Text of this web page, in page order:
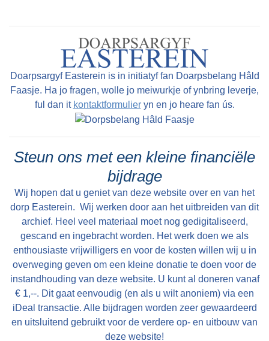
Gaalen-Alberts kligen we in prachtich ferhaal oer
har ûnderfinings út de Eastereinder tiid.
Doarpsargyf Easterein is in initiatyf fan Doarpsbelang Hâld
Faasje. Ha jo fragen, wolle jo meiwurkje of ynbring leverje,
ful dan it kontaktformulieryn en jo heare fan ús.
Steun ons met een kleine financiële
bijdrage
Wij hopen dat u geniet van deze website over en van het
dorp Easterein. Wij werken door aan het uitbreiden van dit
archief. Heel veel materiaal moet nog gedigitaliseerd,
gescand en ingebracht worden. Het werk doen we als
enthousiaste vrijwilligers en voor de kosten willen wij u in
overweging geven om een kleine donatie te doen voor de
instandhouding van deze website. U kunt al doneren vanaf
€ 1,--. Dit gaat eenvoudig (en als u wilt anoniem) via een
iDeal transactie. Alle bijdragen worden zeer gewaardeerd
en uitsluitend gebruikt voor de verdere op- en uitbouw van
deze website!